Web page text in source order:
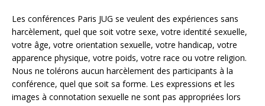
Les conférences Paris JUG se veulent des expériences sans
harcèlement, quel que soit votre sexe, votre identité sexuelle,
votre âge, votre orientation sexuelle, votre handicap, votre
apparence physique, votre poids, votre race ou votre religion.
Nous ne tolérons aucun harcèlement des participants à la
conférence, quel que soit sa forme. Les expressions et les
images à connotation sexuelle ne sont pas appropriées lors